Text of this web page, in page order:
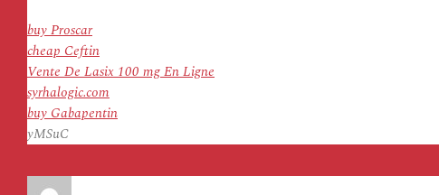
buy Proscar
cheap Ceftin
Vente De Lasix 100 mg En Ligne
syrhalogic.com
buy Gabapentin
yMSuC